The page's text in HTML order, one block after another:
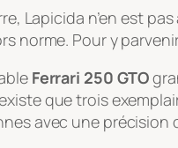
Lapicida n’en est
norme. Pour y
Ferrari 250 GTO
existe que trois
avec une précision